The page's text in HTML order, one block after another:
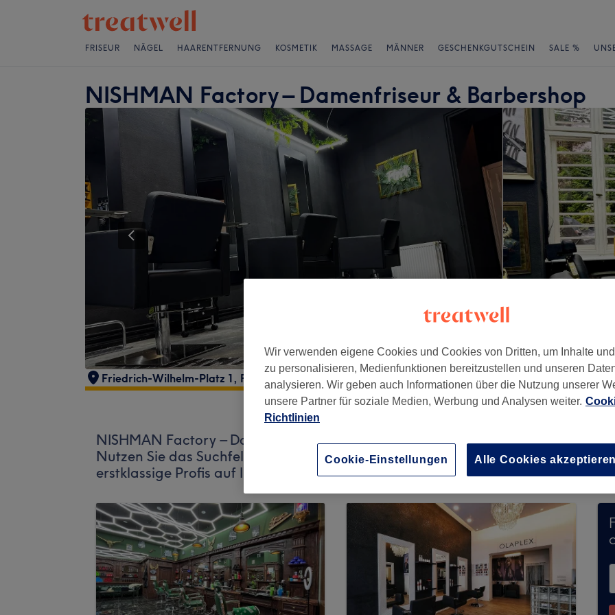
FRISEUR NÄGEL HAARENTFERNUNG KOSMETIK MASSAGE MÄNNER GESCHENKGUTSCHEIN SALE %
NISHMAN Factory – Damenfriseur & Barbershop
Friedrich-Wilhelm-Platz 1 , Friedenau Berlin , 12161
NISHMAN Factory – Damenfriseur & Barbershop nimmt derzeit keine
Nutzen Sie das Suchfeld oben auf der Seite, um verfügbare Salons in Ihrer Nähe
erstklassige Profis auf Ihren Besuch.
Wir verwenden eigene Cookies und Cookies von Dritten, um Inhalte
zu personalisieren, Medienfunktionen bereitzustellen und unseren
analysieren. Wir geben auch Informationen über die Nutzung unserer
unsere Partner für soziale Medien, Werbung und Analysen weiter.
Richtlinien
Cookie-Einstellungen Alle Cookies akzeptieren